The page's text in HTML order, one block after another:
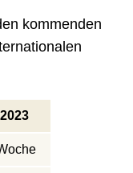
kommenden